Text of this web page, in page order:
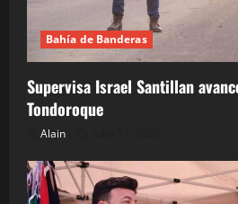
Bahía de Banderas
Supervisa Israel Santillan
Tondoroque
Alain